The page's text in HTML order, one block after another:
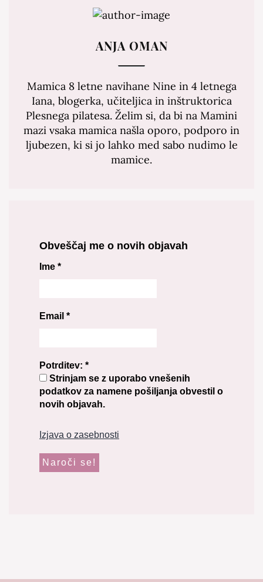
ANJA OMAN
Mamica 8 letne navihane Nine in 4 letnega
Iana, blogerka, učiteljica in inštruktorica
Plesnega pilatesa. Želim si, da bi na Mamini
mazi vsaka mamica našla oporo, podporo in
ljubezen, ki si jo lahko med sabo nudimo le
mamice.
Obveščaj me o novih objavah
Ime *
Email *
Potrditev: *
Strinjam se z uporabo vnešenih
podatkov za namene pošiljanja obvestil o
novih objavah.
Izjava o zasebnosti